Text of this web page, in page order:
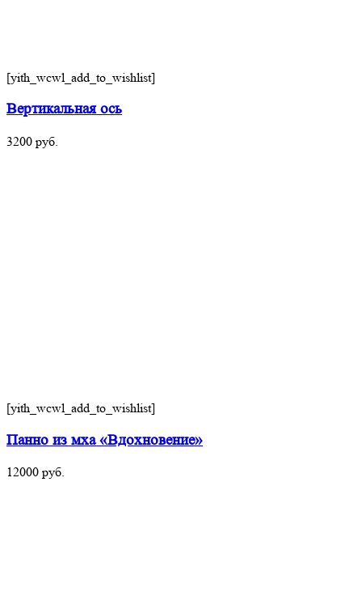
[yith_wcwl_add_to_wishlist]
Вертикальная ось
3200 руб.
[yith_wcwl_add_to_wishlist]
Панно из мха «Вдохновение»
12000 руб.